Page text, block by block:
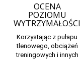
OCENA
POZIOMU
WYTRZYMAŁOŚCI
Korzystając z pułapu
tlenowego, obciążeń
treningowych i innych